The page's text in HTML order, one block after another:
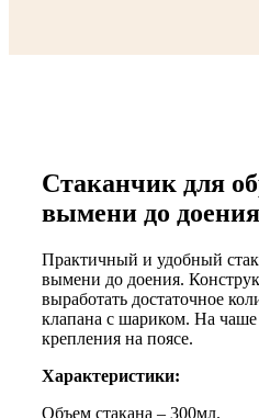
Стаканчик для
вымени до доения
Практичный и удобный
вымени до доения.
выработать достаточное
клапана с шариком. На чаше
крепления на поясе.
Характеристики:
Объем стакана – 300мл.